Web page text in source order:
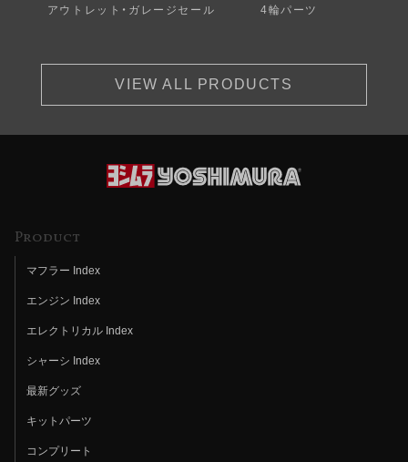
アウトレット・ガレージセール 4輪パーツ
VIEW ALL PRODUCTS
Product
マフラー Index
エンジン Index
エレクトリカル Index
シャーシ Index
最新グッズ
キットパーツ
コンプリート